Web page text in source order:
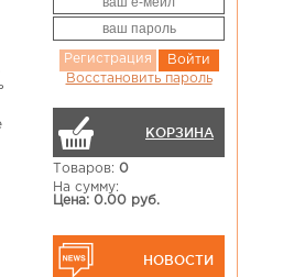
Регистрация
Войти
Восстановить пароль
КОРЗИНА
Товаров: 0
На сумму:
Цена: 0.00 руб.
НОВОСТИ